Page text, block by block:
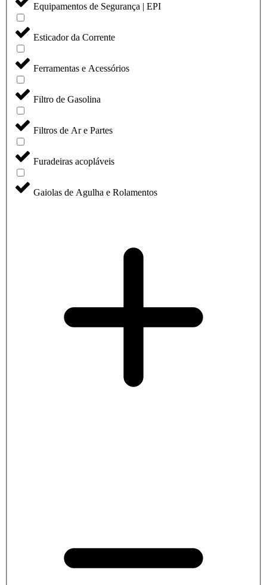
Equipamentos de Segurança | EPI
Esticador da Corrente
Ferramentas e Acessórios
Filtro de Gasolina
Filtros de Ar e Partes
Furadeiras acopláveis
Gaiolas de Agulha e Rolamentos